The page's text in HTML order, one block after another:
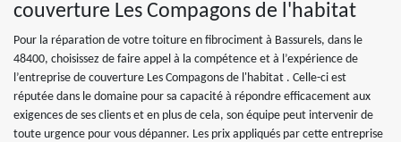
couverture Les Compagons de l'habitat
Pour la réparation de votre toiture en fibrociment à Bassurels, dans le
48400, choisissez de faire appel à la compétence et à l’expérience de
l’entreprise de couverture Les Compagons de l'habitat . Celle-ci est
réputée dans le domaine pour sa capacité à répondre efficacement aux
exigences de ses clients et en plus de cela, son équipe peut intervenir de
toute urgence pour vous dépanner. Les prix appliqués par cette entreprise